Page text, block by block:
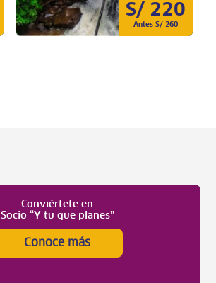
S/ 220
Antes S/ 260
Conviértete en
Socio “Y tú qué planes”
Conoce más